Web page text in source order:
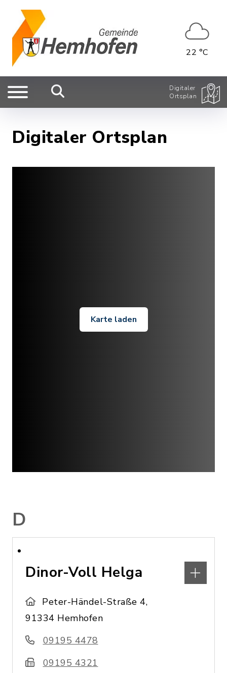
22 °C
Digitaler
Ortsplan
Digitaler Ortsplan
Karte laden
D
Dinor-Voll Helga
Peter-Händel-Straße 4,
91334 Hemhofen
09195 4478
09195 4321